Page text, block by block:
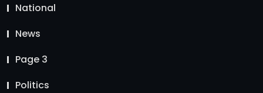
National
News
Page 3
Politics